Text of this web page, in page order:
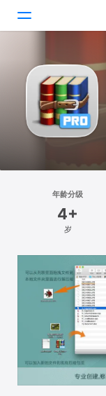
探索
创作
工作
开发
类别
平台
iPhone
年龄分级
4+
岁